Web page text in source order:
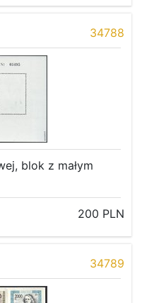
34788
blok z małym
200 PLN
34789